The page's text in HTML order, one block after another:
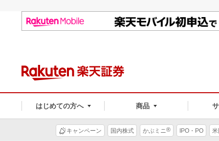
はじめての方へ 商品
キャンペーン 国内株式 かぶミニ® IPO・PO